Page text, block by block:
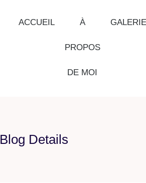
ACCUEIL À
PROPOS
DE MOI
GALERIE
Blog Details